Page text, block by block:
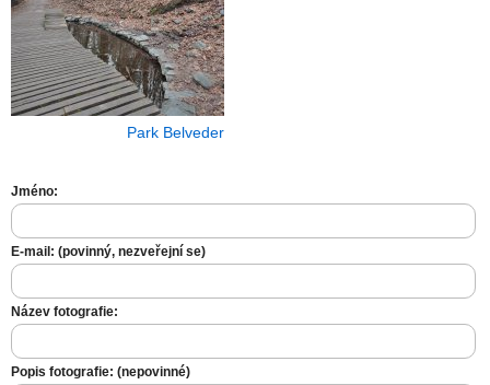
Park Belveder
Jméno:
E-mail: (povinný, nezveřejní se)
Název fotografie:
Popis fotografie: (nepovinné)